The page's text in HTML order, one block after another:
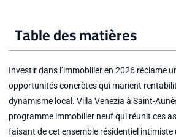
Table des matières
Investir dans l’immobilier en 2026 réclame
opportunités concrètes qui marient
dynamisme local. Villa Venezia à Saint-
programme immobilier neuf qui réunit ces
faisant de cet ensemble résidentiel intimiste